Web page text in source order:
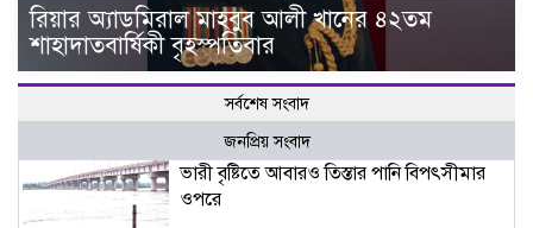
রিয়ার অ্যাডমিরাল মাহবুব আলী খানের ৪২তম
শাহাদাতবার্ষিকী বৃহস্পতিবার
সর্বশেষ সংবাদ
জনপ্রিয় সংবাদ
ভারী বৃষ্টিতে আবারও তিস্তার পানি বিপৎসীমার
ওপরে